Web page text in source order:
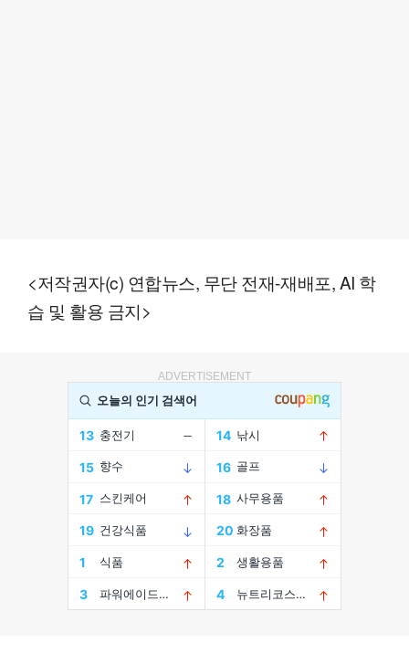
<저작권자(c) 연합뉴스, 무단 전재-재배포, AI 학
습 및 활용 금지>
ADVERTISEMENT